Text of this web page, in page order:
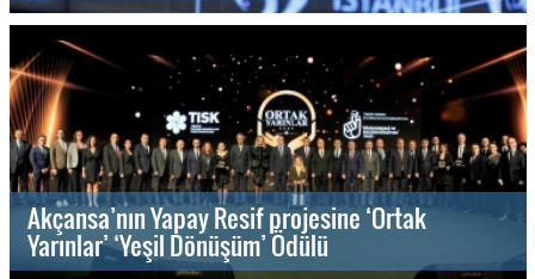
Akçansa’nın Yapay Resif projesine ‘Ortak
Yarınlar’ ‘Yeşil Dönüşüm’ Ödülü